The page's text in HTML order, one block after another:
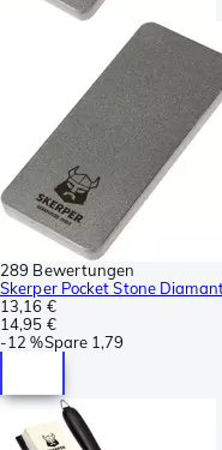
289 Bewertungen
Skerper Pocket Stone
13,16 €
14,95 €
-12 %Spare 1,79